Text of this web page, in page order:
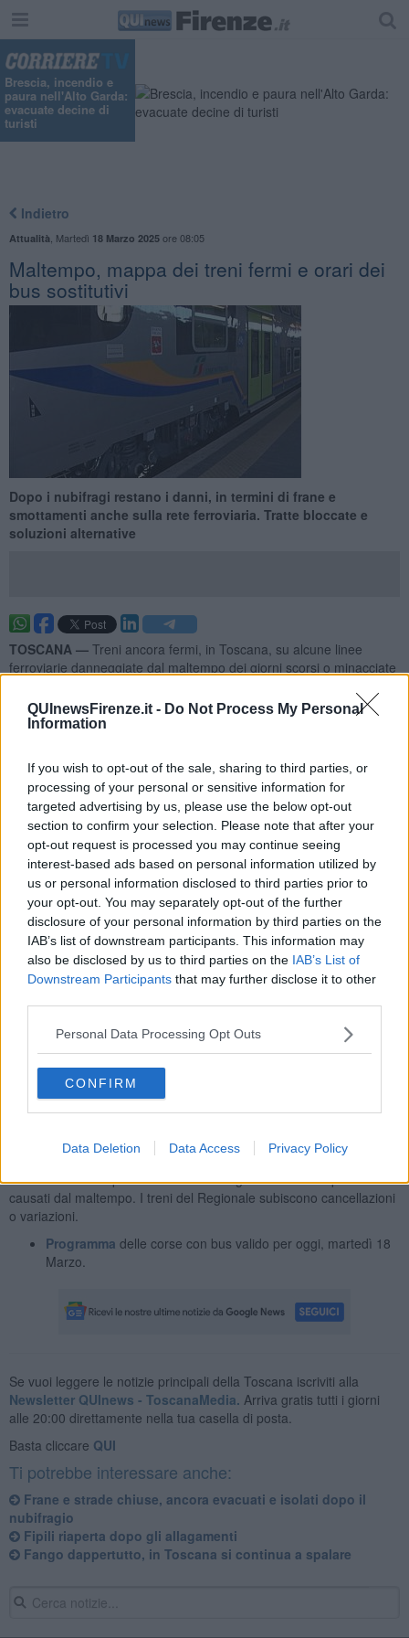
QUInewsFirenze.it - Do Not Process My Personal
Information
If you wish to opt-out of the sale, sharing to third parties, or
processing of your personal or sensitive information for
targeted advertising by us, please use the below opt-out
section to confirm your selection. Please note that after your
opt-out request is processed you may continue seeing
interest-based ads based on personal information utilized by
us or personal information disclosed to third parties prior to
your opt-out. You may separately opt-out of the further
disclosure of your personal information by third parties on the
IAB’s list of downstream participants. This information may
also be disclosed by us to third parties on the IAB’s List of
Downstream Participants that may further disclose it to other
Personal Data Processing Opt Outs
CONFIRM
Data Deletion Data Access Privacy Policy
Brescia, incendio e
paura nell'Alto Garda:
evacuate decine di
turisti
Indietro
Attualità Martedì 18 Marzo 2025ore 08:05
Maltempo, mappa dei treni fermi e orari dei
bus sostitutivi
Dopo i nubifragi restano i danni, in termini di frane e
smottamenti anche sulla rete ferroviaria. Tratte bloccate e
soluzioni alternative
TOSCANA — Treni ancora fermi, in Toscana, su alcune linee
ferroviarie danneggiate dal maltempo dei giorni scorsi o minacciate
Trenitalia definisce la mappa del disagio e le soluzioni alternative
messe in campo per chi deve mettersi in viaggio.
Ecco di seguito tutte le tratte interessate dalle interruzioni e gli orari
dei bus sostitutivi attivati.
LineaFirenze - Borgo San Lorenzo - Faenza: la circolazione è
sospesa tra San Piero a Sieve e Faenza per danni causati dal
maltempo. Sono state attivate corse con bus, che possono
registrare un aumento dei tempi di percorrenza in relazione anche
al traffico stradale.
Programmadelle corse con bus tra San Piero a Sieve e
Borgo San Lorenzo valido per oggi martedì 18 Marzo
Firenze - Livorno : la circolazione è sospesa tra Renai e
Samminiatello per danni causati dal maltempo. Da sabato 15 a
lunedì 24 Marzo, i treni fermano a
mantenendo lo stesso orario di partenza previsto dalla fermata di
Signa e subiscono cancellazioni o variazioni secondo il
Firenze - Borgo San Lorenzo via Pontassieve
: la
circolazione è sospesa tra Rufina e Borgo San Lorenzo per danni
causati dal maltempo. I treni del Regionale subiscono cancellazioni
o variazioni.
Programma delle corse con bus valido per oggi, martedì 18
Marzo.
Se vuoi leggere le notizie principali della Toscana iscriviti alla
Newsletter QUInews - ToscanaMedia. Arriva gratis tutti i giorni
alle 20:00 direttamente nella tua casella di posta.
Basta cliccare QUI
Ti potrebbe interessare anche:
Frane e strade chiuse, ancora evacuati e isolati dopo il
nubifragio
Fipili riaperta dopo gli allagamenti
Fango dappertutto, in Toscana si continua a spalare